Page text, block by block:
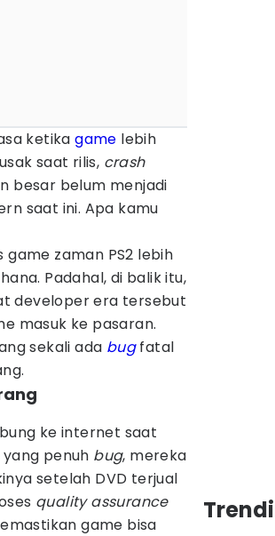
ketikagame lebih
saat rilis, crash
besar belum menjadi
saat ini. Apa kamu
zaman PS2 lebih
Padahal, di balik itu,
developer era tersebut
masuk ke pasaran.
sekali ada bugfatal
ke internet saat
penuh bug, mereka
setelah DVD terjual
quality assurance
game bisa